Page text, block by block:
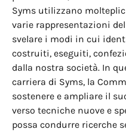
Syms utilizzano
varie rappresentazioni
svelare i modi in cui
costruiti, eseguiti,
dalla nostra società. In
carriera di Syms, la
sostenere e ampliare il
verso tecniche nuove e
possa condurre ricerche